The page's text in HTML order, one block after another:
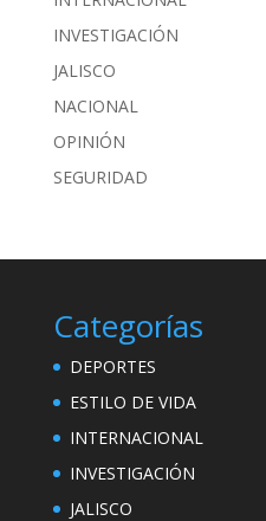
INVESTIGACIÓN
JALISCO
NACIONAL
OPINIÓN
SEGURIDAD
Categorías
DEPORTES
ESTILO DE VIDA
INTERNACIONAL
INVESTIGACIÓN
JALISCO